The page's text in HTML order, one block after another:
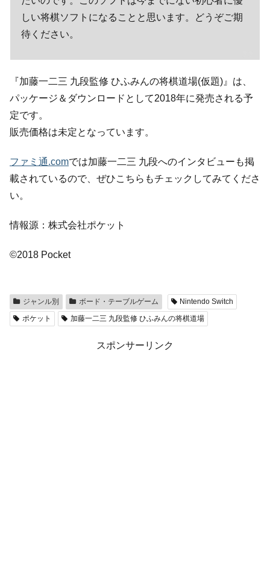
しい将棋ソフトになることと思います。どうぞご期
待ください。
『加藤一二三 九段監修 ひふみんの将棋道場(仮題)』は、
パッケージ＆ダウンロードとして2018年に発売される予
定です。
販売価格は未定となっています。
ファミ通.comでは加藤一二三 九段へのインタビューも掲
載されているので、ぜひこちらもチェックしてみてくださ
い。
情報源：株式会社ポケット
©2018 Pocket
ジャンル別 ボード・テーブルゲーム
Nintendo Switch
ポケット
加藤一二三 九段監修 ひふみんの将棋道場
スポンサーリンク